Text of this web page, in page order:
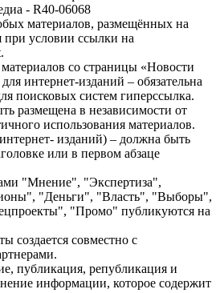
- R40-06068
материалов, размещённых на
при условии ссылки на
со страницы «Новости
интернет-изданий – обязательна
поисковых систем гиперссылка.
размещена в независимости от
использования материалов.
изданий) – должна быть
или в первом абзаце
"Мнение", "Экспертиза",
"Деньги", "Власть", "Выборы",
"Промо" публикуются на
создается совместно с
публикация, републикация и
информации, которое содержит